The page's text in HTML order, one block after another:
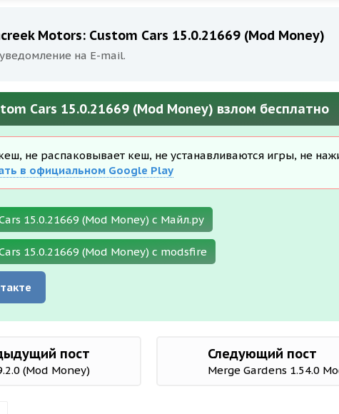
Motors: Custom Cars 15.0.21669 (Mod Money)
на E-mail.
Cars 15.0.21669 (Mod Money) взлом бесплатно
не распаковывает кеш, не устанавливаются игры, не
в официальном Google Play
15.0.21669 (Mod Money) с Майл.ру
15.0.21669 (Mod Money) с modsfire
пост
(Mod Money)
Следующий пост
Merge Gardens 1.54.0